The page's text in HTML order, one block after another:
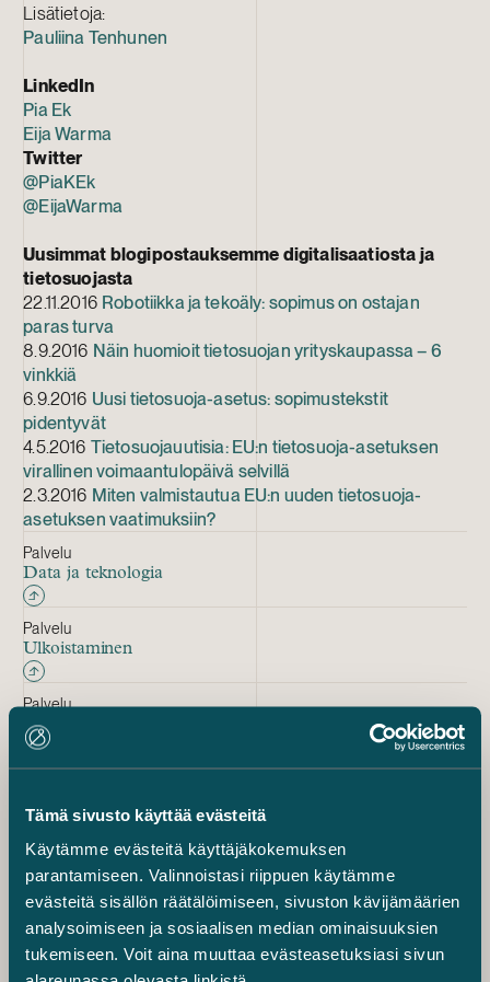
Tämä sivusto käyttää evästeitä
Käytämme evästeitä käyttäjäkokemuksen
parantamiseen. Valinnoistasi riippuen käytämme
evästeitä sisällön räätälöimiseen, sivuston kävijämäärien
analysoimiseen ja sosiaalisen median ominaisuuksien
tukemiseen. Voit aina muuttaa evästeasetuksiasi sivun
Lisätietoja:
Pauliina Tenhunen
LinkedIn
Pia Ek
Eija Warma
Twitter
@PiaKEk
@EijaWarma
Uusimmat blogipostauksemme digitalisaatiosta ja
tietosuojasta
22.11.2016 Robotiikka ja tekoäly: sopimus on ostajan
paras turva
8.9.2016 Näin huomioit tietosuojan yrityskaupassa – 6
vinkkiä
6.9.2016 Uusi tietosuoja-asetus: sopimustekstit
pidentyvät
4.5.2016 Tietosuojauutisia: EU:n tietosuoja-asetuksen
virallinen voimaantulopäivä selvillä
2.3.2016 Miten valmistautua EU:n uuden tietosuoja-
asetuksen vaatimuksiin?
Palvelu
Data ja teknologia
Palvelu
Ulkoistaminen
Palvelu
Immateriaalioikeudet
Robotiikka ja tekoäly: sopimus on ostajan
paras turva
Blogi
Näin huomioit tietosuojan yrityskaupassa –
6 vinkkiä